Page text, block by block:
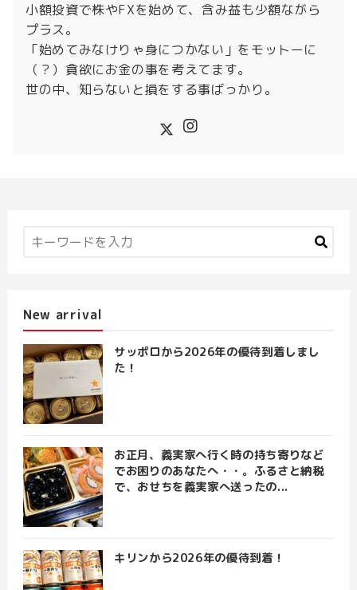
小額投資で株やFXを始めて、含み益も少額ながら
プラス。
「始めてみなけりゃ身につかない」をモットーに
（？）貪欲にお金の事を考えてます。
世の中、知らないと損をする事ばっかり。
New arrival
サッポロから2026年の優待到着しまし
た！
お正月、義実家へ行く時の持ち寄りなど
でお困りのあなたへ・・。ふるさと納税
で、おせちを義実家へ送ったの...
キリンから2026年の優待到着！